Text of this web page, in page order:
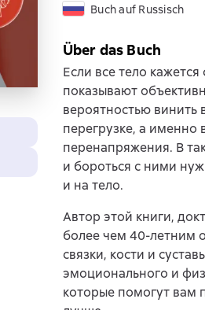
Buch auf Russisch
Über das Buch
Если все тело
показывают
вероятностью винить
перегрузке, а именно
перенапряжения. В
и бороться с ними
и на тело.
Автор этой книги,
более чем 40-летним
связки, кости и
эмоционального и
которые помогут вам